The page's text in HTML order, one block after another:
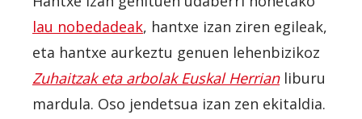
lau nobedadeak, hantxe izan ziren egileak,
eta hantxe aurkeztu genuen lehenbizikoz
Zuhaitzak eta arbolak Euskal Herrianliburu
mardula. Oso jendetsua izan zen ekitaldia.